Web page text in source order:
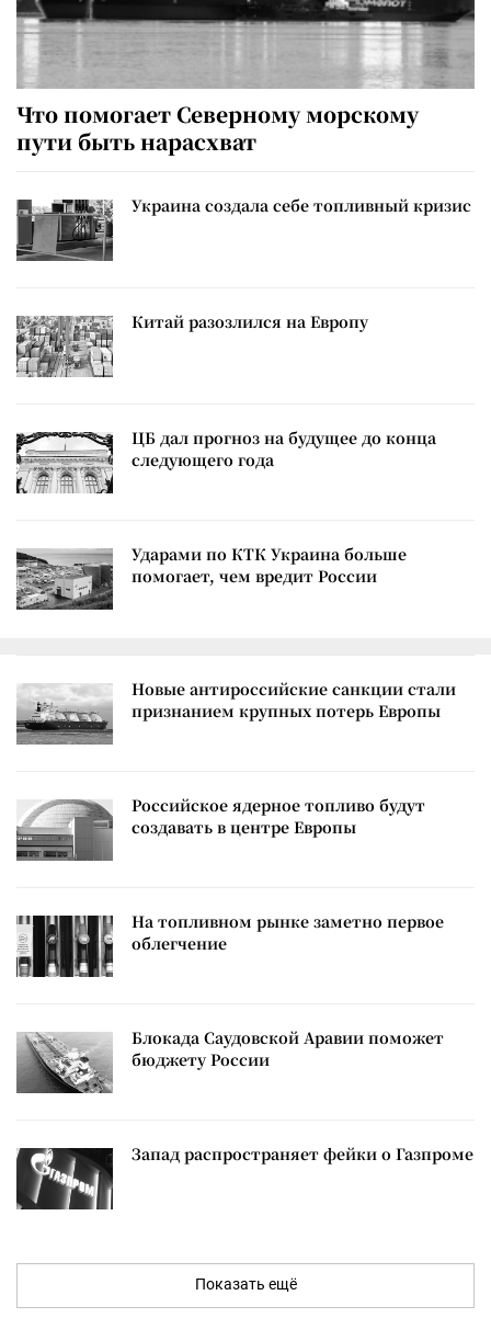
Что помогает Северному морскому
пути быть нарасхват
Украина создала себе топливный кризис
Китай разозлился на Европу
ЦБ дал прогноз на будущее до конца
следующего года
Ударами по КТК Украина больше
помогает, чем вредит России
Новые антироссийские санкции стали
признанием крупных потерь Европы
Российское ядерное топливо будут
создавать в центре Европы
На топливном рынке заметно первое
облегчение
Блокада Саудовской Аравии поможет
бюджету России
Запад распространяет фейки о Газпроме
Показать ещё